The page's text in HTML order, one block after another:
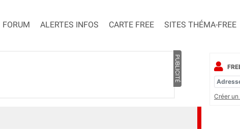
FORUM ALERTES INFOS CARTE FREE SITES THÉMA-FREE
PUBLICITÉ
Créer